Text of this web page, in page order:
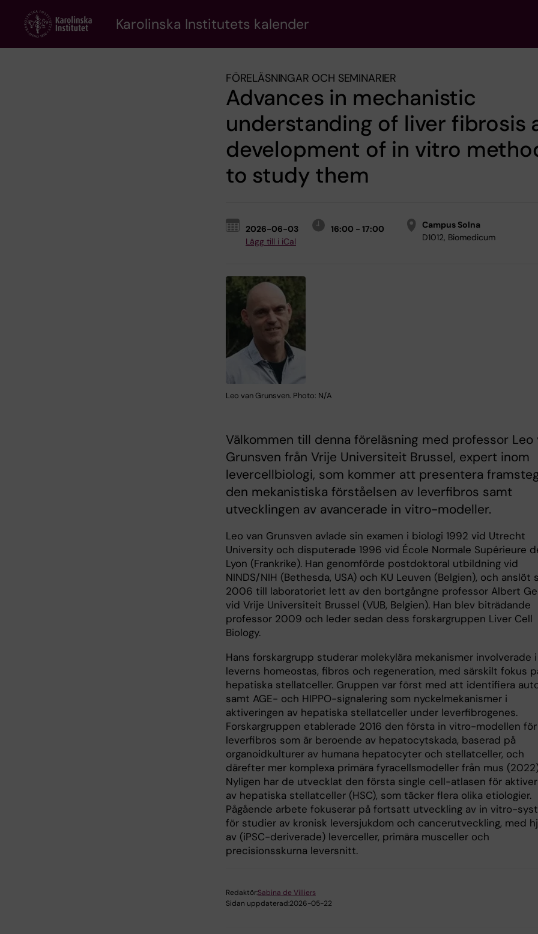
content
Karolinska Institutets kalender
FÖRELÄSNINGAR OCH SEMINARIER
Advances in mechanistic
understanding of liver fibrosis
development of in vitro
to study them
2026-06-03
16:00 - 17:00
Lägg till i iCal
Campus Solna
D1012, Biomedicum
Leo van Grunsven. Photo: N/A
Välkommen till denna föreläsning med professor Leo
Grunsven från Vrije Universiteit Brussel, expert inom
levercellbiologi, som kommer att presentera
den mekanistiska förståelsen av leverfibros samt
utvecklingen av avancerade in vitro-modeller.
Leo van Grunsven avlade sin examen i biologi 1992 vid Utrecht
University och disputerade 1996 vid École Normale Supérieure
Lyon (Frankrike). Han genomförde postdoktoral utbildning vid
NINDS/NIH (Bethesda, USA) och KU Leuven (Belgien), och anslöt
2006 till laboratoriet lett av den bortgångne professor Albert
vid Vrije Universiteit Brussel (VUB, Belgien). Han blev biträdande
professor 2009 och leder sedan dess forskargruppen Liver Cell
Biology.
Hans forskargrupp studerar molekylära mekanismer involverade i
leverns homeostas, fibros och regeneration, med särskilt fokus
hepatiska stellatceller. Gruppen var först med att identifiera
samt AGE- och HIPPO-signalering som nyckelmekanismer i
aktiveringen av hepatiska stellatceller under leverfibrogenes.
Forskargruppen etablerade 2016 den första in vitro-modellen för
leverfibros som är beroende av hepatocytskada, baserad på
organoidkulturer av humana hepatocyter och stellatceller, och
därefter mer komplexa primära fyracellsmodeller från mus
Nyligen har de utvecklat den första single cell-atlasen för
av hepatiska stellatceller (HSC), som täcker flera olika etiologier.
Pågående arbete fokuserar på fortsatt utveckling av in vitro-
för studier av kronisk leversjukdom och cancerutveckling, med
av (iPSC-deriverade) leverceller, primära musceller och
precisionsskurna leversnitt.
Redaktör:Sabina de Villiers
Sidan uppdaterad:2026-05-22